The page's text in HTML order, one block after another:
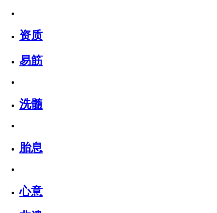
资质
易筋
洗髓
胎息
心意